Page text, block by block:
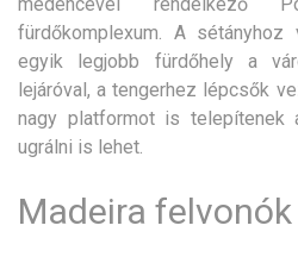
fürdőkomplexum. A
egyik legjobb fürdőhely a
lejáróval, a tengerhez lépcsők
nagy platformot is telepítenek
ugrálni is lehet.
Madeira felvonók